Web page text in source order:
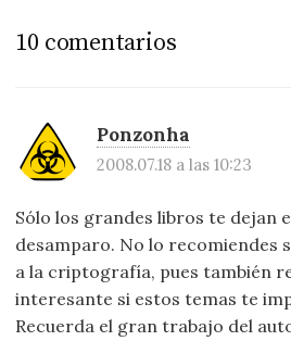
10 comentarios
Ponzonha
2008.07.18 a las 10:23
Sólo los grandes libros te dejan
desamparo. No lo recomiendes
a la criptografía, pues también
interesante si estos temas te
Recuerda el gran trabajo del